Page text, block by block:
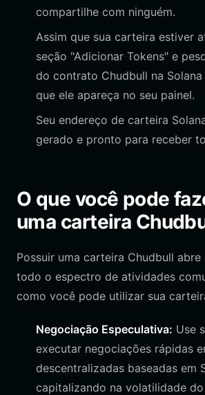
compartilhe com ninguém.
Assim que sua carteira estiver
seção "Adicionar Tokens" e
do contrato Chudbull na
que ele apareça no seu painel.
Seu endereço de carteira
gerado e pronto para receber
O que você pode
uma carteira
Possuir uma carteira Chudbull
todo o espectro de atividades
como você pode utilizar sua
Negociação Especulativa: Use
executar negociações rápidas
descentralizadas baseadas em
capitalizando na volatilidade